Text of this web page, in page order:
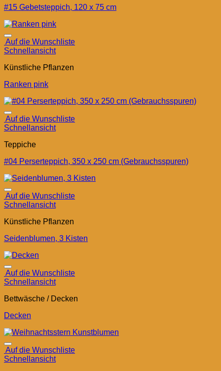
#15 Gebetsteppich, 120 x 75 cm
Auf die Wunschliste
Schnellansicht
Künstliche Pflanzen
Ranken pink
Auf die Wunschliste
Schnellansicht
Teppiche
#04 Perserteppich, 350 x 250 cm (Gebrauchsspuren)
Auf die Wunschliste
Schnellansicht
Künstliche Pflanzen
Seidenblumen, 3 Kisten
Auf die Wunschliste
Schnellansicht
Bettwäsche / Decken
Decken
Auf die Wunschliste
Schnellansicht